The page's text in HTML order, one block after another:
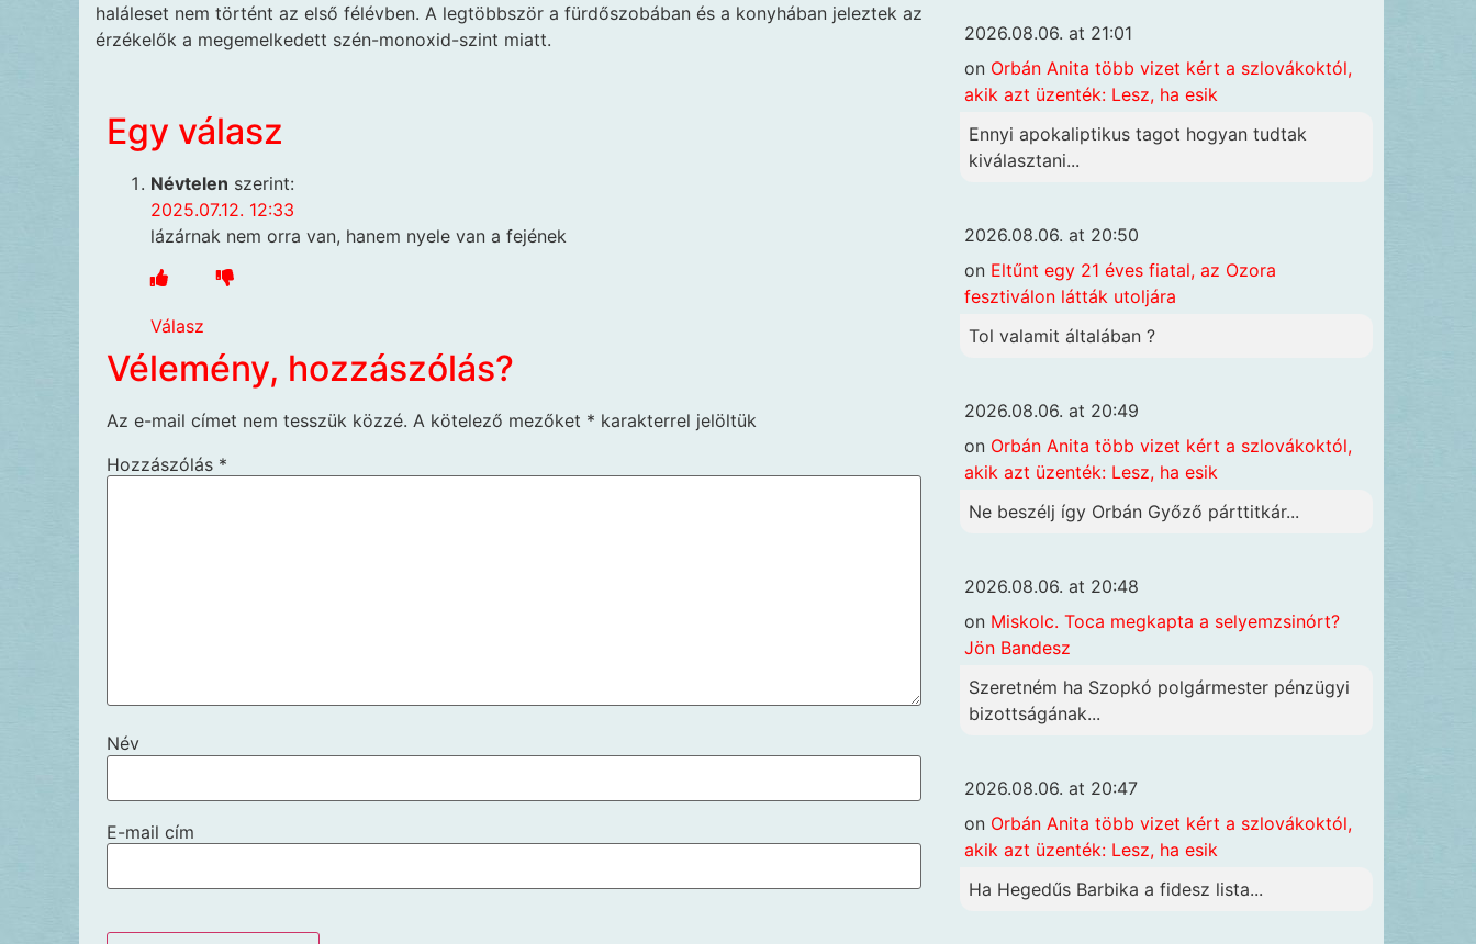
haláleset nem történt az első félévben. A legtöbbször a fürdőszobában és a konyhában jeleztek az
érzékelők a megemelkedett szén-monoxid-szint miatt.
Egy válasz
Névtelen szerint:
2025.07.12. 12:33
lázárnak nem orra van, hanem nyele van a fejének
Válasz
Vélemény, hozzászólás?
Az e-mail címet nem tesszük közzé. A kötelező mezőket * karakterrel jelöltük
Hozzászólás *
Név
E-mail cím
2026.08.06. at 21:01
on Orbán Anita több vizet kért a szlovákoktól,
akik azt üzenték: Lesz, ha esik
Ennyi apokaliptikus tagot hogyan tudtak
kiválasztani...
2026.08.06. at 20:50
on Eltűnt egy 21 éves fiatal, az Ozora
fesztiválon látták utoljára
Tol valamit általában ?
2026.08.06. at 20:49
on Orbán Anita több vizet kért a szlovákoktól,
akik azt üzenték: Lesz, ha esik
Ne beszélj így Orbán Győző párttitkár...
2026.08.06. at 20:48
on Miskolc. Toca megkapta a selyemzsinórt?
Jön Bandesz
Szeretném ha Szopkó polgármester pénzügyi
bizottságának...
2026.08.06. at 20:47
on Orbán Anita több vizet kért a szlovákoktól,
akik azt üzenték: Lesz, ha esik
Ha Hegedűs Barbika a fidesz lista...